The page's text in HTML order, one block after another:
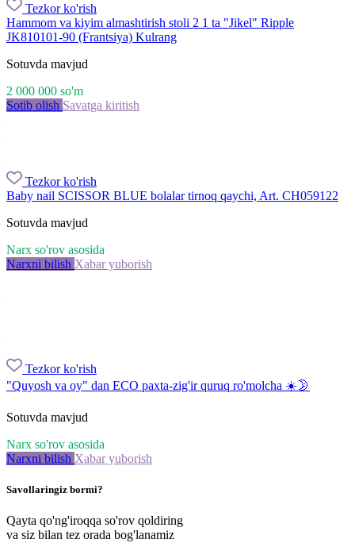
Tezkor ko'rish
Hammom va kiyim almashtirish stoli 2 1 ta "Jikel" Ripple
JK810101-90 (Frantsiya) Kulrang
Sotuvda mavjud
2 000 000 so'm
Sotib olish Savatga kiritish
Tezkor ko'rish
Baby nail SCISSOR BLUE bolalar tirnoq qaychi, Art. CH059122
Sotuvda mavjud
Narx so'rov asosida
Narxni bilish Xabar yuborish
Tezkor ko'rish
"Quyosh va oy" dan ECO paxta-zig'ir quruq ro'molcha ☀️🌛
Sotuvda mavjud
Narx so'rov asosida
Narxni bilish Xabar yuborish
Savollaringiz bormi?
Qayta qo'ng'iroqqa so'rov qoldiring
va siz bilan tez orada bog'lanamiz